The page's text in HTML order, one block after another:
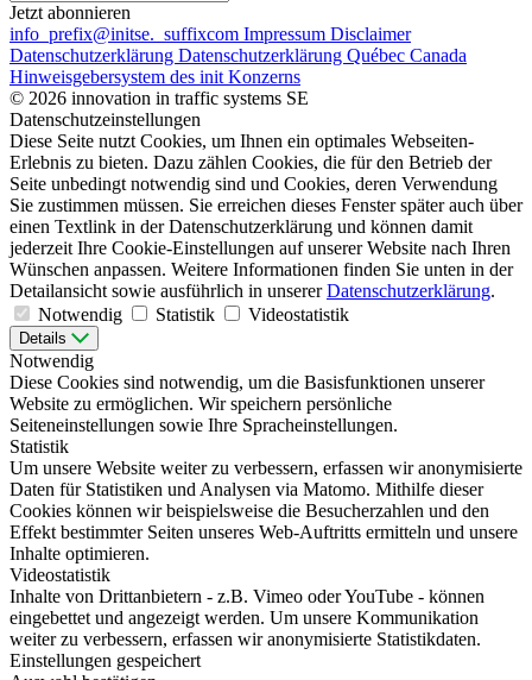
Jetzt abonnieren
info _prefix@initse. _suffixcom Impressum Disclaimer
Datenschutzerklärung Datenschutzerklärung Québec Canada
Hinweisgebersystem des init Konzerns
© 2026 innovation in traffic systems SE
Datenschutzeinstellungen
Diese Seite nutzt Cookies, um Ihnen ein optimales Webseiten-
Erlebnis zu bieten. Dazu zählen Cookies, die für den Betrieb der
Seite unbedingt notwendig sind und Cookies, deren Verwendung
Sie zustimmen müssen. Sie erreichen dieses Fenster später auch über
einen Textlink in der Datenschutzerklärung und können damit
jederzeit Ihre Cookie-Einstellungen auf unserer Website nach Ihren
Wünschen anpassen. Weitere Informationen finden Sie unten in der
Detailansicht sowie ausführlich in unsererDatenschutzerklärung.
Notwendig
Statistik Videostatistik
Details
Notwendig
Diese Cookies sind notwendig, um die Basisfunktionen unserer
Website zu ermöglichen. Wir speichern persönliche
Seiteneinstellungen sowie Ihre Spracheinstellungen.
Statistik
Um unsere Website weiter zu verbessern, erfassen wir anonymisierte
Daten für Statistiken und Analysen via Matomo. Mithilfe dieser
Cookies können wir beispielsweise die Besucherzahlen und den
Effekt bestimmter Seiten unseres Web-Auftritts ermitteln und unsere
Inhalte optimieren.
Videostatistik
Inhalte von Drittanbietern - z.B. Vimeo oder YouTube - können
eingebettet und angezeigt werden. Um unsere Kommunikation
weiter zu verbessern, erfassen wir anonymisierte Statistikdaten.
Einstellungen gespeichert